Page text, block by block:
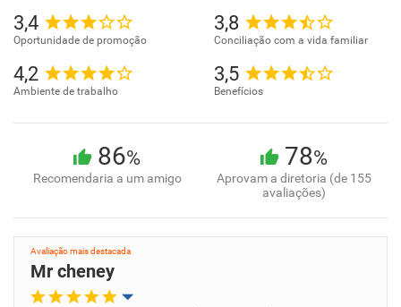
3,4
Oportunidade de promoção
3,8
Conciliação com a vida familiar
4,2
Ambiente de trabalho
3,5
Benefícios
86%
Recomendaria a um amigo
78%
Aprovam a diretoria (de 155
avaliações)
Avaliação mais destacada
Mr cheney